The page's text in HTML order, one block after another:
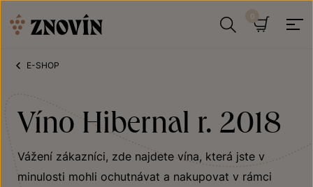
E-SHOP
Víno Hibernal r. 2018
Vážení zákazníci, zde najdete vína, která jste v
minulosti mohli ochutnávat a nakupovat v rámci